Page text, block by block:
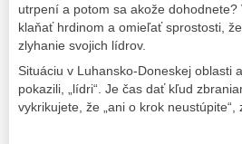
utrpení a potom sa akože
klaňať hrdinom a omieľať sprostosti,
zlyhanie svojich lídrov.
Situáciu v Luhansko-Doneskej oblasti
pokazili, „lídri“. Je čas dať kľud
vykrikujete, že „ani o krok